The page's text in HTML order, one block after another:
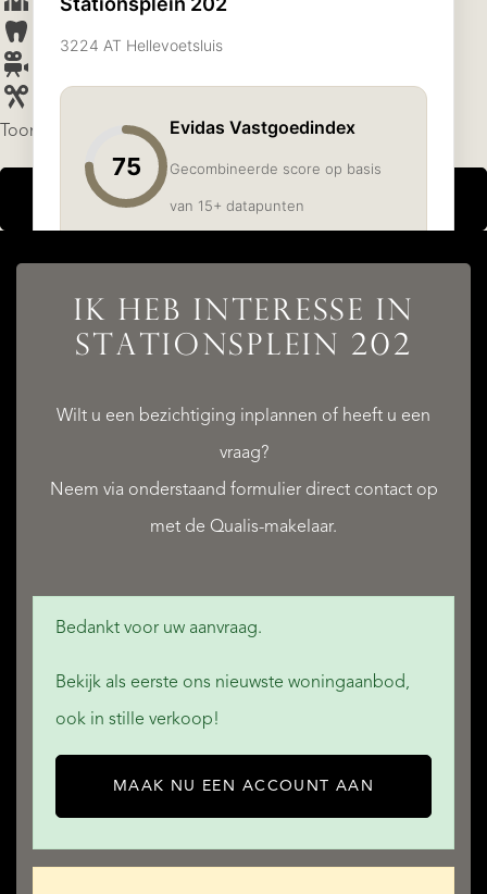
MINDER LEZEN
Kapper
Toon resultaten
TOON KAART
IK HEB INTERESSE IN
STATIONSPLEIN 202
Wilt u een bezichtiging inplannen of heeft u een
vraag?
Neem via onderstaand formulier direct contact op
met de Qualis-makelaar.
Bedankt voor uw aanvraag.
Bekijk als eerste ons nieuwste woningaanbod,
ook in stille verkoop!
MAAK NU EEN ACCOUNT AAN